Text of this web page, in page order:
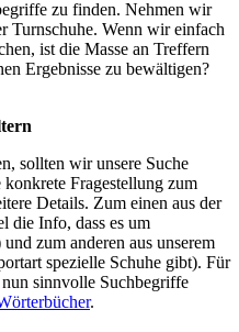
zu finden. Nehmen wir
Turnschuhe. Wenn wir einfach
ist die Masse an Treffern
Ergebnisse zu bewältigen?
sollten wir unsere Suche
Fragestellung zum
Details. Zum einen aus der
die Info, dass es um
zum anderen aus unserem
spezielle Schuhe gibt). Für
sinnvolle Suchbegriffe
.